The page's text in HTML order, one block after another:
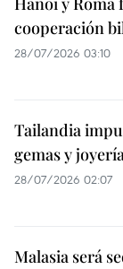
cooperación
28/07/2026 03:10
Tailandia
gemas y
28/07/2026 02:07
Malasia será